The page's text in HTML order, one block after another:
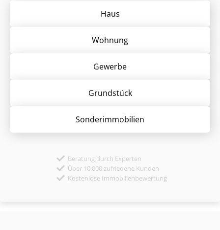
Haus
Wohnung
Gewerbe
Grund­stück
Sonder­immobilien
Beratung durch Experten
Über 10.000 zufriedene Kunden
Kostenlose Immobilienbewertung